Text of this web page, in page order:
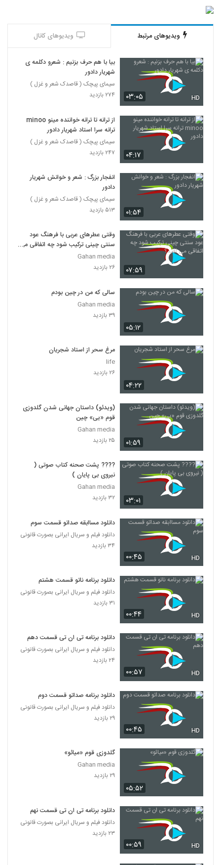
ویدیوهای مرتبط ویدیوهای کانال
۰۳:۰۵ HD
بیا با هم حرف بزنیم : شعرو دکلمه ی
شهریار دادور
سیمای پیچک ( قاصدک شعر و غزل )
۲۷۴ بازدید
۰۴:۱۷
از ترانه تا ترانه خواننده مینو minoo
ترانه سرا استاد شهریار دادور
سیمای پیچک ( قاصدک شعر و غزل )
۲۴۷ بازدید
۰۱:۵۴
انفجار بزرگ : شعر و خوانش شهریار
دادور
سیمای پیچک ( قاصدک شعر و غزل )
۵۱۳ بازدید
۰۷:۵۹
وقتی عطرهای عربی با فرهنگ عود
سنتی چینی ترکیب شود چه اتفاقی می
افتد؟
Gahan media
۲۶ بازدید
۰۵:۱۲
سالی که من در چین بودم
Gahan media
۳۹ بازدید
۰۴:۲۲
مرغ سحر از استاد شجریان
life
۲۶ بازدید
۰۱:۵۹
(ویدئو) داستان جهانی شدن گلدوزی
قوم «یی» چین
Gahan media
۲۵ بازدید
۰۳:۰۱
???? پشت صحنه کتاب صوتی (
نیروی بی پایان )
Gahan media
۳۲ بازدید
۰۰:۴۵ HD
دانلود مساابقه صداتو قسمت سوم
دانلود فیلم و سریال ایرانی بصورت قانونی
۳۴ بازدید
۰۰:۴۴ HD
دانلود برنامه ناتو قسمت هشتم
دانلود فیلم و سریال ایرانی بصورت قانونی
۳۱ بازدید
۰۰:۵۷ HD
دانلود برنامه تی ان تی قسمت دهم
دانلود فیلم و سریال ایرانی بصورت قانونی
۲۴ بازدید
۰۰:۴۵ HD
دانلود برنامه صداتو قسمت دوم
دانلود فیلم و سریال ایرانی بصورت قانونی
۲۹ بازدید
۰۵:۵۲
گلدوزی قوم «میائو»
Gahan media
۲۹ بازدید
۰۰:۵۹ HD
دانلود برنامه تی ان تی قسمت نهم
دانلود فیلم و سریال ایرانی بصورت قانونی
۲۳ بازدید